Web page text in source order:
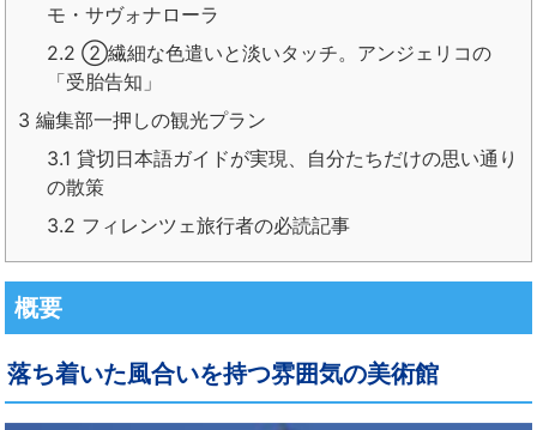
モ・サヴォナローラ
2.2 ②繊細な色遣いと淡いタッチ。アンジェリコの
「受胎告知」
3 編集部一押しの観光プラン
3.1 貸切日本語ガイドが実現、自分たちだけの思い通り
の散策
3.2 フィレンツェ旅行者の必読記事
概要
落ち着いた風合いを持つ雰囲気の美術館